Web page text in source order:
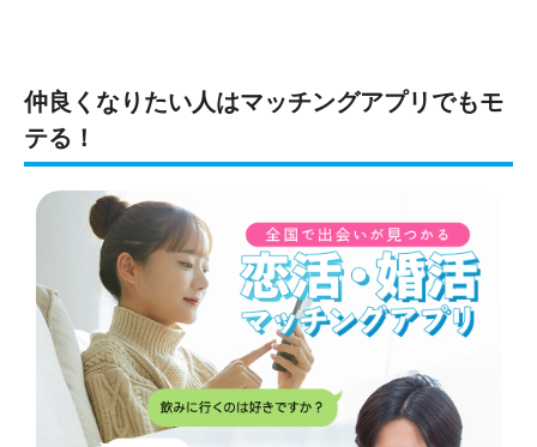
仲良くなりたい人はマッチングアプリでもモ
テる！